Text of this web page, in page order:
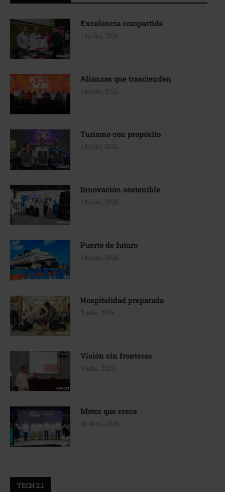
Excelencia compartida
14 julio, 2026
Alianzas que trascienden
14 julio, 2026
Turismo con propósito
14 julio, 2026
Innovación sostenible
14 julio, 2026
Puerto de futuro
14 julio, 2026
Hospitalidad preparada
3 julio, 2026
Visión sin fronteras
3 julio, 2026
Motor que crece
30 abril, 2026
TECH 2.1